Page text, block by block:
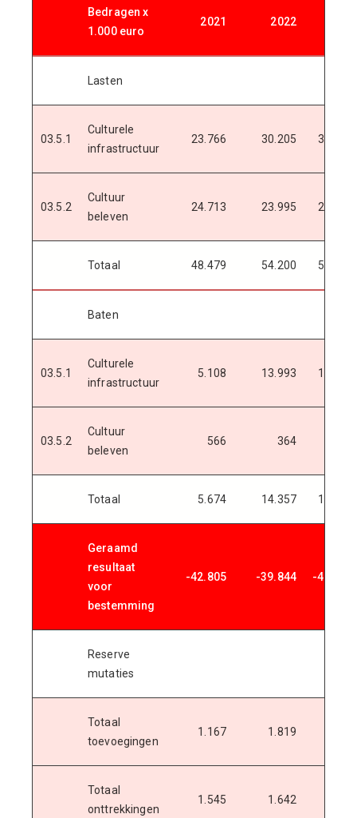
Bedragen x
1.000 euro
2021 2022
Lasten
03.5.1
Culturele
infrastructuur
23.766 30.205 32.879
03.5.2
Cultuur
beleven
24.713 23.995 25.007
Totaal 48.479 54.200 57.886
Baten
03.5.1
Culturele
infrastructuur
5.108 13.993 14.708
03.5.2
Cultuur
beleven
566 364
Totaal 5.674 14.357 15.012
Geraamd
resultaat
voor
bestemming
-42.805 -39.844 -42.875
Reserve
mutaties
Totaal
toevoegingen
1.167 1.819
Totaal
onttrekkingen
1.545 1.642